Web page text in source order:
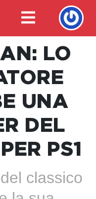
LO
UNA
DEL
PS1
classico